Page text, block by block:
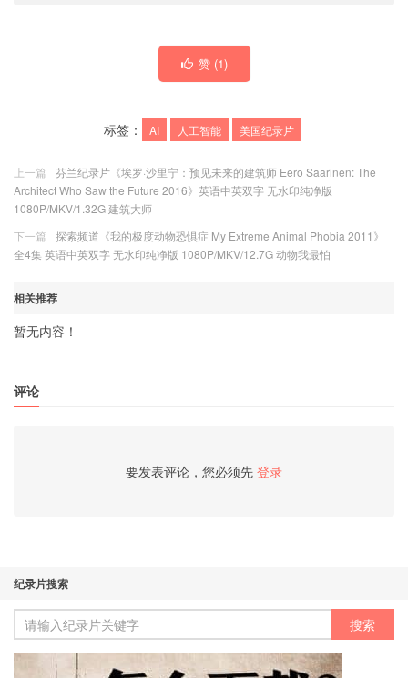
赞 (1)
标签： AI 人工智能 美国纪录片
上一篇
芬兰纪录片《埃罗·沙里宁：预见未来的建筑师 Eero Saarinen: The
Architect Who Saw the Future 2016》英语中英双字 无水印纯净版
1080P/MKV/1.32G 建筑大师
下一篇
探索频道《我的极度动物恐惧症 My Extreme Animal Phobia 2011》
全4集 英语中英双字 无水印纯净版 1080P/MKV/12.7G 动物我最怕
相关推荐
暂无内容！
评论
要发表评论，您必须先 登录
纪录片搜索